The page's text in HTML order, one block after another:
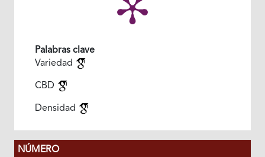
Palabras clave
Variedad
CBD
Densidad
NÚMERO